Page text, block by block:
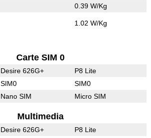
0.39 W/Kg
1.02 W/Kg
Carte SIM 0
Desire 626G+ P8 Lite
SIM0 SIM0
Nano SIM Micro SIM
Multimedia
Desire 626G+ P8 Lite